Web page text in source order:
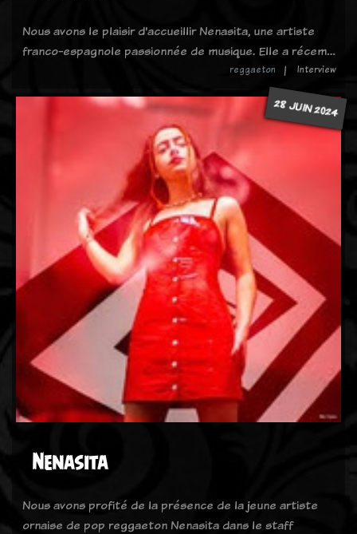
Nous avons le plaisir d'accueillir Nenasita, une artiste
franco-espagnole passionnée de musique. Elle a récem…
reggaeton Interview
28 JUIN 2024
Nenasita
Nous avons profité de la présence de la jeune artiste
ornaise de pop reggaeton Nenasita dans le staff